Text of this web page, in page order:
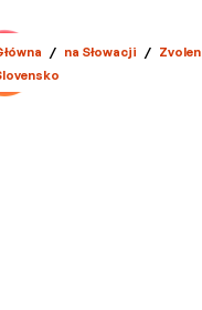
/ na Słowacji / Zvolen